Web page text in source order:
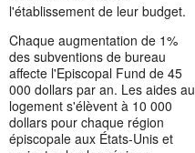
l'établissement de leur budget.
Chaque augmentation de 1%
des subventions de bureau
affecte l'Episcopal Fund de 45
000 dollars par an. Les aides au
logement s'élèvent à 10 000
dollars pour chaque région
épiscopale aux États-Unis et